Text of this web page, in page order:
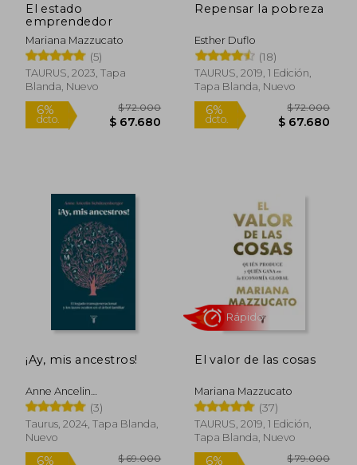
6% $ 85.000 6%
dcto.
$
El estado
emprendedor
Mariana Mazzucato
(5)
TAURUS, 2023, Tapa
Blanda, Nuevo
Rápido
Repensar la pobreza
Esther Duflo
(18)
TAURUS, 2019, 1 Edición,
Tapa Blanda, Nuevo
¡Ay, mis ancestros!
Anne Ancelin
Schutzenberger
(3)
Taurus, 2024, Tapa Blanda,
Nuevo
El valor de las cosas
Mariana Mazzucato
(37)
TAURUS, 2019, 1 Edición,
Tapa Blanda, Nuevo